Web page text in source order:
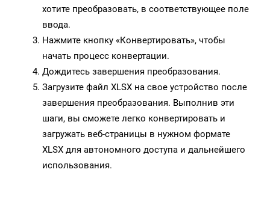
хотите преобразовать, в соответствующее поле
ввода.
Нажмите кнопку «Конвертировать», чтобы
начать процесс конвертации.
Дождитесь завершения преобразования.
Загрузите файл XLSX на свое устройство после
завершения преобразования. Выполнив эти
шаги, вы сможете легко конвертировать и
загружать веб-страницы в нужном формате
XLSX для автономного доступа и дальнейшего
использования.